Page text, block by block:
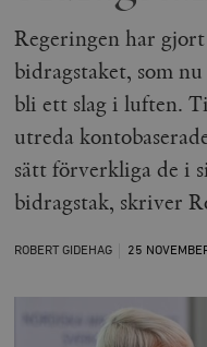
Regeringen har
bidragstaket, som
bli ett slag i luften.
utreda
sätt förverkliga de i
bidragstak, skriver
ROBERT GIDEHAG 25